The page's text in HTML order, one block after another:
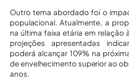
Outro tema abordado foi o
populacional. Atualmente, a
na última faixa etária em relação
projeções apresentadas
poderá alcançar 109% na
de envelhecimento superior ao
anos.